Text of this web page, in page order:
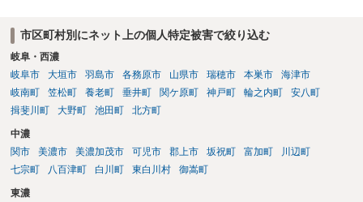
か。 →相談者様におかれて詐欺など一切していないのであれば、弁護
士と警察両方でしょう。 5. 相手が特定できた場合、名誉毀損や侮辱
罪、損害賠償請求などの対象になる可能性はありますか。 →あるでし
ょう。 6. 相談する場合、持参した方がよい資料（スクリーンショッ
ト、URL、Metaとのやり取り、警察への相談記録など）があれば教え
てください。 →弁護士にご相談になる際は、まず、弁護士に電話でご
しょう。
市区町村別にネット上の個人特定被害で絞り込む
岐阜・西濃
岐阜市
大垣市 羽島市 各務原市 山県市 瑞穂市 本巣市
海津市
岐南町
笠松町 養老町 垂井町 関ケ原町 神戸町 輪之内町
安八町
揖斐川町
大野町 池田町 北方町
中濃
関市
美濃市 美濃加茂市 可児市 郡上市 坂祝町 富加町
川辺町
七宗町
八百津町 白川町 東白川村 御嵩町
東濃